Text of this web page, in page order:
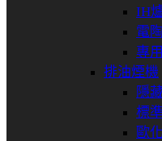
IH
電
專
排油煙機
隱
標
歐